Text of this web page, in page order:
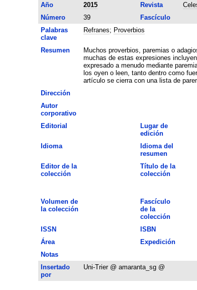
Año
2015 Revista
Número
39 Fascículo
Palabras
clave
Refranes; Proverbios
Resumen
Muchos proverbios, paremias o
muchas de estas expresiones
expresado a menudo mediante
los oyen o leen, tanto dentro como
artículo se cierra con una lista de
Dirección
Autor
corporativo
Editorial
Lugar de
edición
Idioma
Idioma del
resumen
Editor de la
colección
Título de la
colección
Volumen de
la colección
Fascículo
de la
colección
ISSN ISBN
Área
Expedición
Notas
Insertado
por
Uni-Trier @ amaranta_sg @